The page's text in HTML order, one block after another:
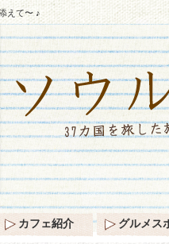
えて〜 ♪
カフェ紹介 グルメス